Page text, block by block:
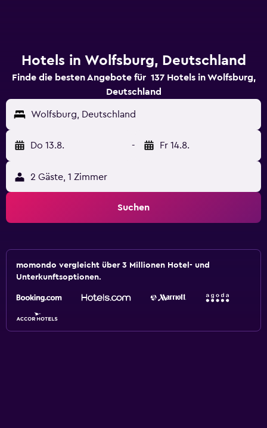
Hotels in Wolfsburg, Deutschland
Finde die besten Angebote für 137 Hotels in Wolfsburg,
Deutschland
Wolfsburg, Deutschland
Do 13.8. - Fr 14.8.
2 Gäste, 1 Zimmer
Suchen
momondo vergleicht über 3 Millionen Hotel- und
Unterkunftsoptionen.